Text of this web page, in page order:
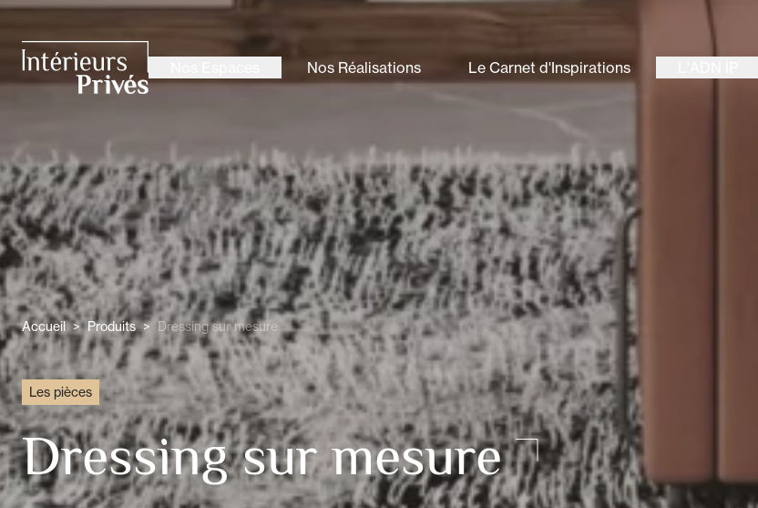
ALLER AU CONTENU PRINCIPAL
Nos Réalisations Le Carnet d'Inspirations
Accueil > Produits > Dressing sur mesure
Les pièces
Dressing sur mesure